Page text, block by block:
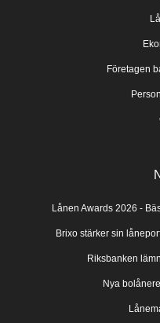
Företagen
Lånen Awards 2026 -
Brixo stärker sin
Riksbanken
Nya